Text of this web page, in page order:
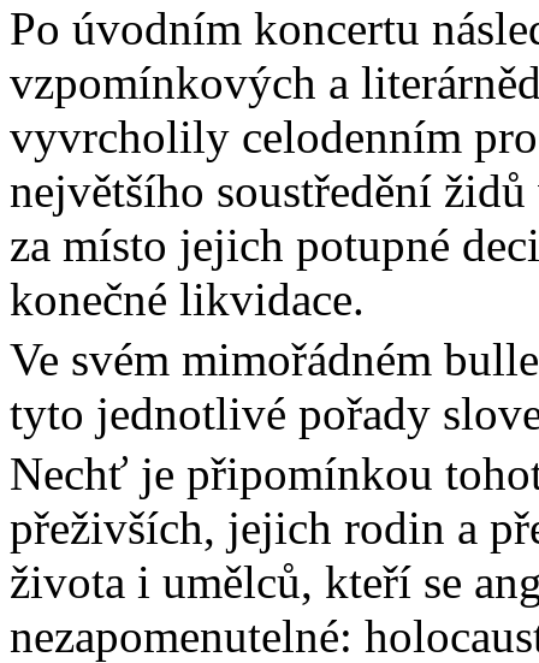
Po úvodním koncertu
vzpomínkových a
vyvrcholily celodenním
největšího soustředění
za místo jejich potupné
konečné likvidace.
Ve svém mimořádném
tyto jednotlivé pořady
Nechť je připomínkou
přeživších, jejich rodin a
života i umělců, kteří se
nezapomenutelné: